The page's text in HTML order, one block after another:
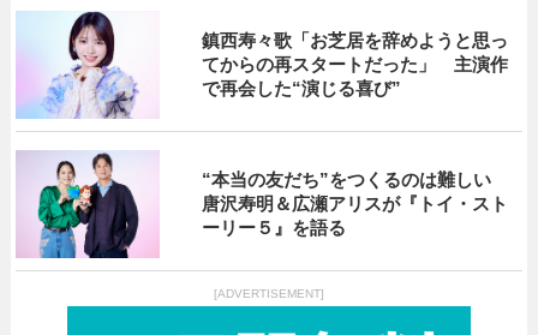
鎮西寿々歌「お芝居を辞めようと思っ
てからの再スタートだった」 主演作
で再会した“演じる喜び”
“本当の友だち”をつくるのは難しい
唐沢寿明＆広瀬アリスが『トイ・スト
ーリー５』を語る
[ADVERTISEMENT]